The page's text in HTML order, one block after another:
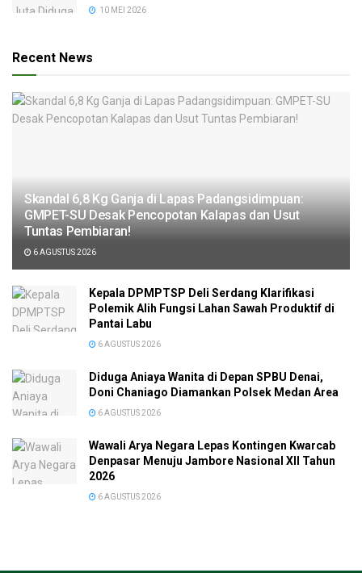
10 MEI 2026
Recent News
Skandal 6,8 Kg Ganja di Lapas Padangsidimpuan:
GMPET-SU Desak Pencopotan Kalapas dan Usut
Tuntas Pembiaran!
6 AGUSTUS 2026
Kepala DPMPTSP Deli Serdang Klarifikasi
Polemik Alih Fungsi Lahan Sawah Produktif di
Pantai Labu
6 AGUSTUS 2026
Diduga Aniaya Wanita di Depan SPBU Denai,
Doni Chaniago Diamankan Polsek Medan Area
6 AGUSTUS 2026
Wawali Arya Negara Lepas Kontingen Kwarcab
Denpasar Menuju Jambore Nasional XII Tahun
2026
6 AGUSTUS 2026